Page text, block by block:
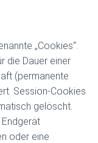
„Cookies“.
die Dauer einer
(permanente
Session-Cookies
gelöscht.
oder eine